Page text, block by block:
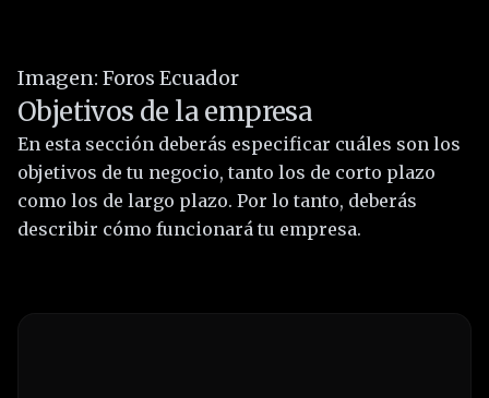
Imagen: Foros Ecuador
Objetivos de la empresa
En esta sección deberás especificar cuáles son los
objetivos de tu negocio, tanto los de corto plazo
como los de largo plazo. Por lo tanto, deberás
describir cómo funcionará tu empresa.